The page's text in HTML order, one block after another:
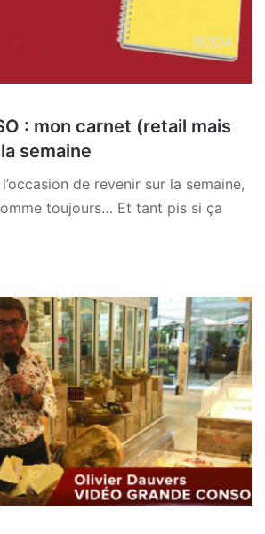
: mon carnet (retail mais
semaine
de revenir sur la semaine,
toujours… Et tant pis si ça